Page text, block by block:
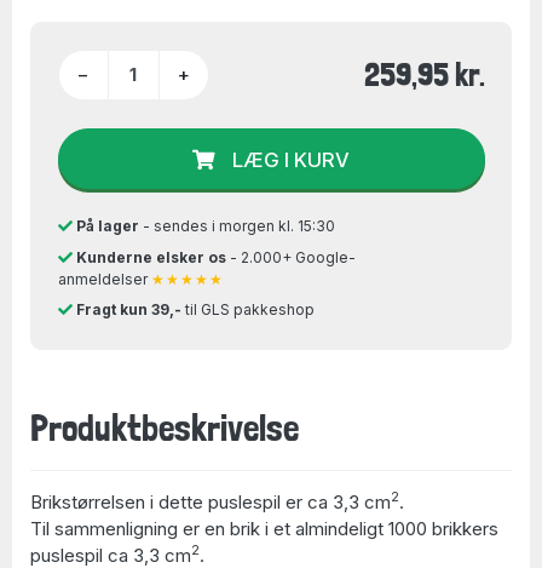
− + 259,95 kr.
LÆG I KURV
På lager - sendes i morgen kl. 15:30
Kunderne elsker os- 2.000+ Google-
anmeldelser ★★★★★
Fragt kun 39,- til GLS pakkeshop
Produktbeskrivelse
Brikstørrelsen i dette puslespil er ca 3,3 cm2.
Til sammenligning er en brik i et almindeligt 1000 brikkers
puslespil ca 3,3 cm2.